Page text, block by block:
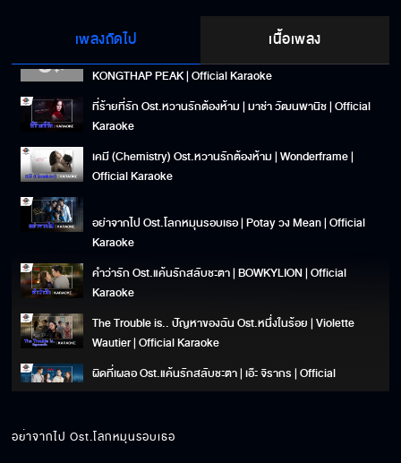
เพลงถัดไป เนื้อเพลง
KONGTHAP PEAK | Official Karaoke
ที่ร้ายที่รัก Ost.หวานรักต้องห้าม | มาช่า วัฒนพานิช | Official
Karaoke
เคมี (Chemistry) Ost.หวานรักต้องห้าม | Wonderframe |
Official Karaoke
อย่าจากไป Ost.โลกหมุนรอบเธอ | Potay วง Mean | Official
Karaoke
คำว่ารัก Ost.แค้นรักสลับชะตา | BOWKYLION | Official
Karaoke
The Trouble is.. ปัญหาของฉัน Ost.หนึ่งในร้อย | Violette
Wautier | Official Karaoke
ผิดที่เผลอ Ost.แค้นรักสลับชะตา | เอ๊ะ จิรากร | Official
บาเล็นซิเอก้า | Official Karaoke
อย่าจากไป Ost.โลกหมุนรอบเธอ